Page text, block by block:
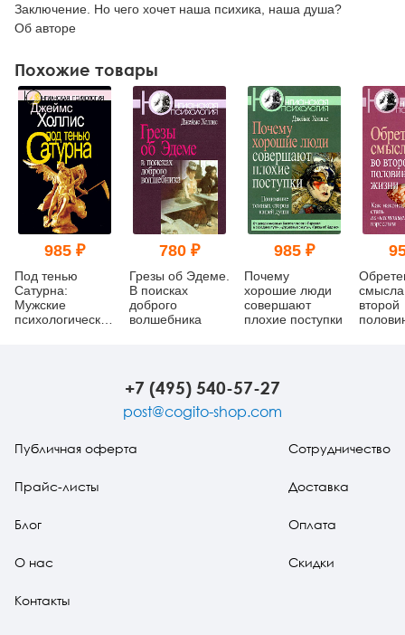
Заключение. Но чего хочет наша психика, наша душа?
Об авторе
Похожие товары
985 ₽
Под тенью
Сатурна:
Мужские
психологические
780 ₽
Грезы об Эдеме.
В поисках
доброго
волшебника
985 ₽
Почему
хорошие люди
совершают
плохие поступки
второй
+7 (495) 540-57-27
post@cogito-shop.com
Публичная оферта
Прайс-листы
Блог
О нас
Контакты
Сотрудничество
Доставка
Оплата
Скидки